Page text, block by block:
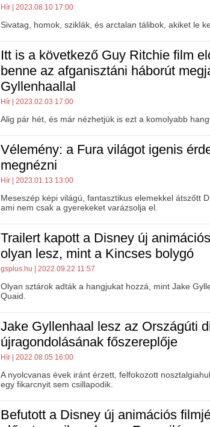
Hír | 2023.08.10 17:00
Sivatag, homok, sziklák, és arctalan tálibok, akiket le
Itt is a következő Guy Ritchie film
benne az afganisztáni háborút
Gyllenhaallal
Hír | 2023.02.03 17:00
Alig pár hét, és már nézhetjük is ezt a komolyabb
Vélemény: a Fura világot igenis
megnézni
Hír | 2023.01.13 13:00
Meseszép képi világú, fantasztikus elemekkel átszőtt
ami nem csak a gyerekeket varázsolja el.
Trailert kapott a Disney új
olyan lesz, mint a Kincses bolygó
gsplus.hu | 2022.09.22 11:57
Olyan sztárok adták a hangjukat hozzá, mint Jake
Quaid.
Jake Gyllenhaal lesz az Országúti
újragondolásának főszereplője
Hír | 2022.08.05 16:00
A nyolcvanas évek iránt érzett, felfokozott
egy fikarcnyit sem csillapodik.
Befutott a Disney új animációs